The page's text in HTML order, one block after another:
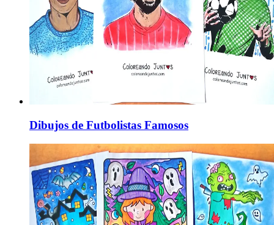
Dibujos de Futbolistas Famosos